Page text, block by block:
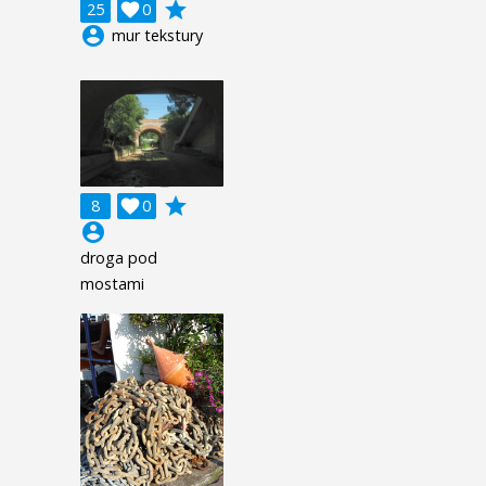
25 0

grade
account_circle mur tekstury
8 0

grade
account_circle
droga pod
mostami